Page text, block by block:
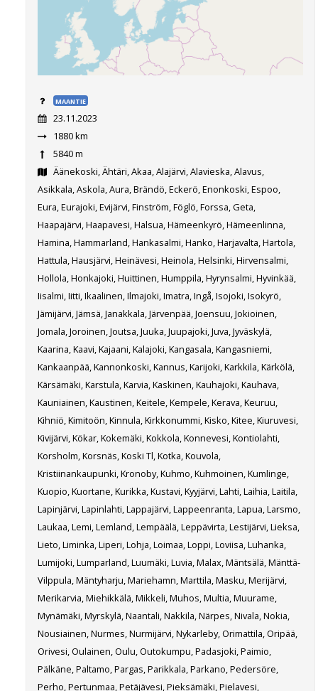
MAANTIE
23.11.2023
1880 km
5840 m
Äänekoski, Ähtäri, Akaa, Alajärvi, Alavieska, Alavus,
Asikkala, Askola, Aura, Brändö, Eckerö, Enonkoski, Espoo,
Eura, Eurajoki, Evijärvi, Finström, Föglö, Forssa, Geta,
Haapajärvi, Haapavesi, Halsua, Hämeenkyrö, Hämeenlinna,
Hamina, Hammarland, Hankasalmi, Hanko, Harjavalta, Hartola,
Hattula, Hausjärvi, Heinävesi, Heinola, Helsinki, Hirvensalmi,
Hollola, Honkajoki, Huittinen, Humppila, Hyrynsalmi, Hyvinkää,
Iisalmi, Iitti, Ikaalinen, Ilmajoki, Imatra, Ingå, Isojoki, Isokyrö,
Jämijärvi, Jämsä, Janakkala, Järvenpää, Joensuu, Jokioinen,
Jomala, Joroinen, Joutsa, Juuka, Juupajoki, Juva, Jyväskylä,
Kaarina, Kaavi, Kajaani, Kalajoki, Kangasala, Kangasniemi,
Kankaanpää, Kannonkoski, Kannus, Karijoki, Karkkila, Kärkölä,
Kärsämäki, Karstula, Karvia, Kaskinen, Kauhajoki, Kauhava,
Kauniainen, Kaustinen, Keitele, Kempele, Kerava, Keuruu,
Kihniö, Kimitoön, Kinnula, Kirkkonummi, Kisko, Kitee, Kiuruvesi,
Kivijärvi, Kökar, Kokemäki, Kokkola, Konnevesi, Kontiolahti,
Korsholm, Korsnäs, Koski Tl, Kotka, Kouvola,
Kristiinankaupunki, Kronoby, Kuhmo, Kuhmoinen, Kumlinge,
Kuopio, Kuortane, Kurikka, Kustavi, Kyyjärvi, Lahti, Laihia, Laitila,
Lapinjärvi, Lapinlahti, Lappajärvi, Lappeenranta, Lapua, Larsmo,
Laukaa, Lemi, Lemland, Lempäälä, Leppävirta, Lestijärvi, Lieksa,
Lieto, Liminka, Liperi, Lohja, Loimaa, Loppi, Loviisa, Luhanka,
Lumijoki, Lumparland, Luumäki, Luvia, Malax, Mäntsälä, Mänttä-
Vilppula, Mäntyharju, Mariehamn, Marttila, Masku, Merijärvi,
Merikarvia, Miehikkälä, Mikkeli, Muhos, Multia, Muurame,
Mynämäki, Myrskylä, Naantali, Nakkila, Närpes, Nivala, Nokia,
Nousiainen, Nurmes, Nurmijärvi, Nykarleby, Orimattila, Oripää,
Orivesi, Oulainen, Oulu, Outokumpu, Padasjoki, Paimio,
Pälkäne, Paltamo, Pargas, Parikkala, Parkano, Pedersöre,
Perho, Pertunmaa, Petäjävesi, Pieksämäki, Pielavesi,